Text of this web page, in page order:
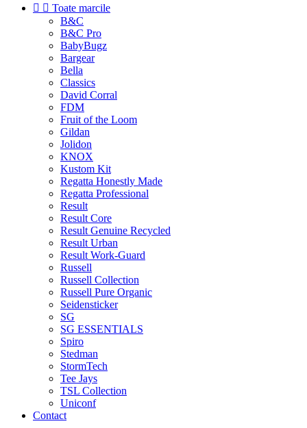
  Toate marcile
B&C
B&C Pro
BabyBugz
Bargear
Bella
Classics
David Corral
FDM
Fruit of the Loom
Gildan
Jolidon
KNOX
Kustom Kit
Regatta Honestly Made
Regatta Professional
Result
Result Core
Result Genuine Recycled
Result Urban
Result Work-Guard
Russell
Russell Collection
Russell Pure Organic
Seidensticker
SG
SG ESSENTIALS
Spiro
Stedman
StormTech
Tee Jays
TSL Collection
Uniconf
Contact